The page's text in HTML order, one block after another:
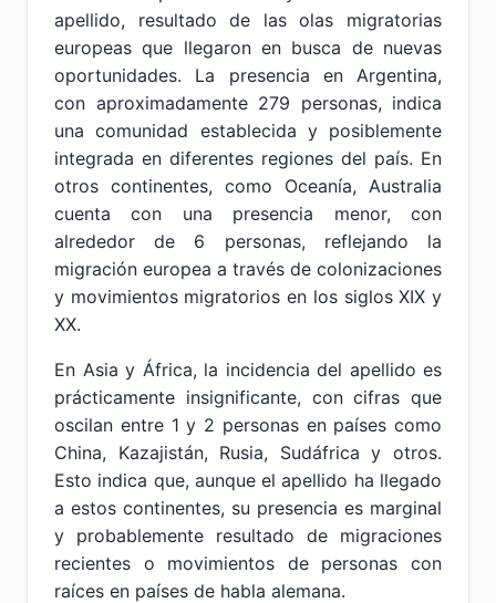
apellido, resultado de las olas migratorias
europeas que llegaron en busca de nuevas
oportunidades. La presencia en Argentina,
con aproximadamente 279 personas, indica
una comunidad establecida y posiblemente
integrada en diferentes regiones del país. En
otros continentes, como Oceanía, Australia
cuenta con una presencia menor, con
alrededor de 6 personas, reflejando la
migración europea a través de colonizaciones
y movimientos migratorios en los siglos XIX y
XX.
En Asia y África, la incidencia del apellido es
prácticamente insignificante, con cifras que
oscilan entre 1 y 2 personas en países como
China, Kazajistán, Rusia, Sudáfrica y otros.
Esto indica que, aunque el apellido ha llegado
a estos continentes, su presencia es marginal
y probablemente resultado de migraciones
recientes o movimientos de personas con
raíces en países de habla alemana.